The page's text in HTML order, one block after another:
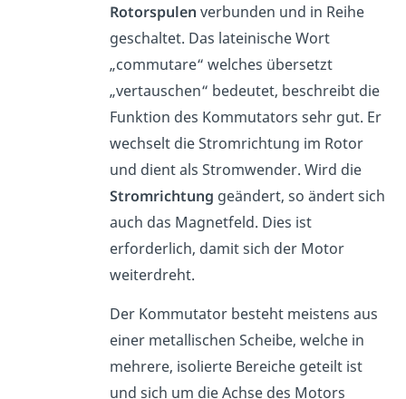
Rotorspulen verbunden und in Reihe
geschaltet. Das lateinische Wort
„commutare“ welches übersetzt
„vertauschen“ bedeutet, beschreibt die
Funktion des Kommutators sehr gut. Er
wechselt die Stromrichtung im Rotor
und dient als Stromwender. Wird die
Stromrichtung geändert, so ändert sich
auch das Magnetfeld. Dies ist
erforderlich, damit sich der Motor
weiterdreht.
Der Kommutator besteht meistens aus
einer metallischen Scheibe, welche in
mehrere, isolierte Bereiche geteilt ist
und sich um die Achse des Motors